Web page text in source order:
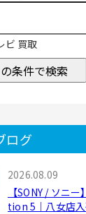
ビ 買取
条件で検索
ログ
2026.08.09
【SONY / ソニ
tion 5｜八女店入